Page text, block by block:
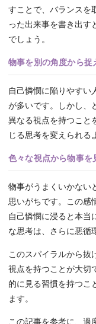
すことで、バランスを
った出来事を書き出す
でしょう。
物事を別の角度から捉
自己憐憫に陥りやすい
が多いです。しかし、
異なる視点を持つこと
じる思考を変えられる
色々な視点から物事を
物事がうまくいかない
思いがちです。この感
自己憐憫に浸ると本当
な思考は、さらに悪循
このスパイラルから抜
視点を持つことが大切
的に見る習慣を持つこ
ます。
この記事を参考に、過